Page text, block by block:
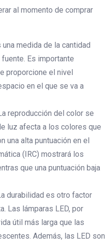
al momento de comprar
medida de la cantidad
Es importante
proporcione el nivel
en el que se va a
reproducción del color se
luz afecta a los colores que
una alta puntuación en el
(IRC) mostrará los
que una puntuación baja
durabilidad es otro factor
Las lámparas LED, por
útil más larga que las
Además, las LED son
o necesitas
o
tus datos y
lo antes posible.